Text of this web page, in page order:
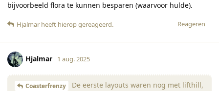
bijvoorbeeld flora te kunnen besparen (waarvoor hulde).
Reageren
Hjalmar heeft hierop gereageerd.
Hjalmar 1 aug. 2025
Coasterfrenzy
De eerste layouts waren nog met lifthill,